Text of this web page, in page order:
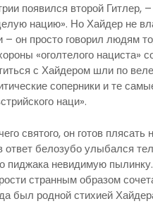
появился второй Гитлер, –
нацию». Но Хайдер не
он просто говорил людям
«оголтелого нациста»
с Хайдером шли по
соперники и те
наци».
святого, он готов плясать
белозубо улыбался
невидимую
странным образом
был родной стихией